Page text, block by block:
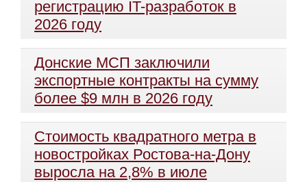
регистрацию IT-разработок в
2026 году
Донские МСП заключили
экспортные контракты на сумму
более $9 млн в 2026 году
Стоимость квадратного метра в
новостройках Ростова-на-Дону
выросла на 2,8% в июле